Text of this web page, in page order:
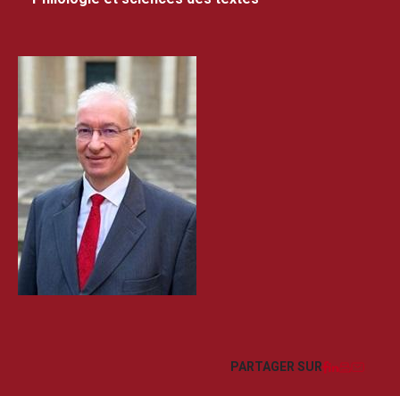
PARTAGER SUR Facebook
LinkedIn